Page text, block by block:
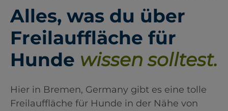
Alles, was du über
Freilauffläche für
Hunde wissen solltest.
Hier in Bremen, Germany gibt es eine tolle
Freilauffläche für Hunde in der Nähe von